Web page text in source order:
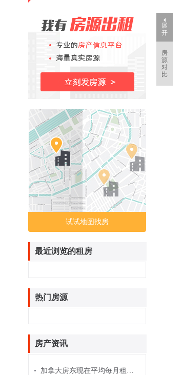
试试地图找房
最近浏览的租房
热门房源
房产资讯
• 加拿大房东现在平均每月租金为 2,185 美元
展
开
房
源
对
比